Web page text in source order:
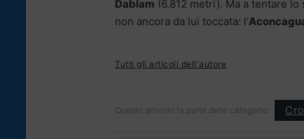
Dablam (6.812 metri). Ma a tentare
non ancora da lui toccata: l’
Tutti gli articoli dell'autore
Questo articolo fa parte delle categorie: